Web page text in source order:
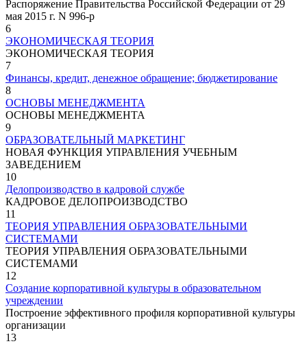
Распоряжение Правительства Российской Федерации от 29
мая 2015 г. N 996-р
6
ЭКОНОМИЧЕСКАЯ ТЕОРИЯ
ЭКОНОМИЧЕСКАЯ ТЕОРИЯ
7
Финансы, кредит, денежное обращение; бюджетирование
8
ОСНОВЫ МЕНЕДЖМЕНТА
ОСНОВЫ МЕНЕДЖМЕНТА
9
ОБРАЗОВАТЕЛЬНЫЙ МАРКЕТИНГ
НОВАЯ ФУНКЦИЯ УПРАВЛЕНИЯ УЧЕБНЫМ
ЗАВЕДЕНИЕМ
10
Делопроизводство в кадровой службе
КАДРОВОЕ ДЕЛОПРОИЗВОДСТВО
11
ТЕОРИЯ УПРАВЛЕНИЯ ОБРАЗОВАТЕЛЬНЫМИ
СИСТЕМАМИ
ТЕОРИЯ УПРАВЛЕНИЯ ОБРАЗОВАТЕЛЬНЫМИ
СИСТЕМАМИ
12
Создание корпоративной культуры в образовательном
учреждении
Построение эффективного профиля корпоративной культуры
организации
13